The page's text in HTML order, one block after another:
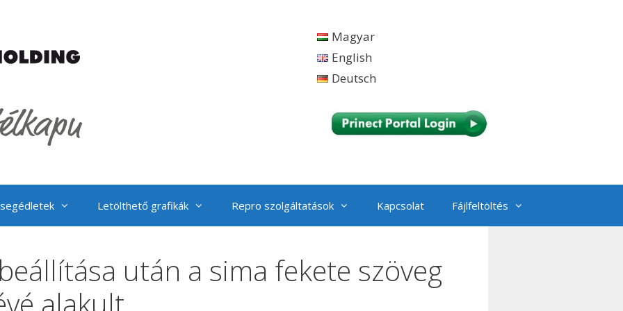
Magyar
English
Deutsch
Letölthető grafikák Repro szolgáltatások Kapcsolat Fájlfeltöltés
után a sima fekete szöveg